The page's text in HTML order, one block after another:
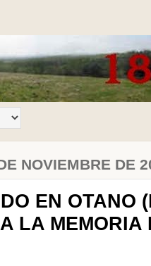
NOVIEMBRE DE
EN OTANO
LA MEMORIA